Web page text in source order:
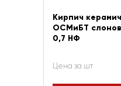
Кирпич
ОСМиБТ
0,7 НФ
Цена за шт